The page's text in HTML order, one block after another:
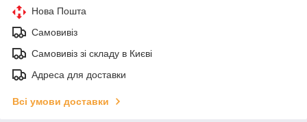
Нова Пошта
Самовивіз
Самовивіз зі складу в Києві
Адреса для доставки
Всі умови доставки